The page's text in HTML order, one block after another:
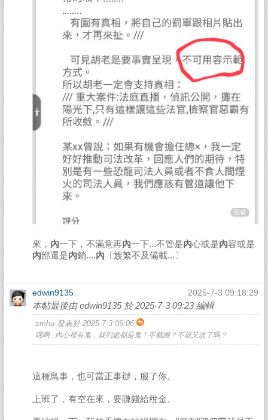
來， 內一下，不滿意再內一下...不管是內心或是內容或是
內部還是內銷....內 〔族繁不及備載...〕
edwin9135 2025-7-3 09:18:29
本帖最後由 edwin9135 於 2025-7-3 09:23 編輯
smhu 發表於 2025-7-3 09:06
嘿啊...內心裡有鬼，就到處都是鬼！不截圖？不就又改了嗎？
這種鳥事，也可當正事辦，服了你。
上班了，有空在來，要賺錢給稅金。